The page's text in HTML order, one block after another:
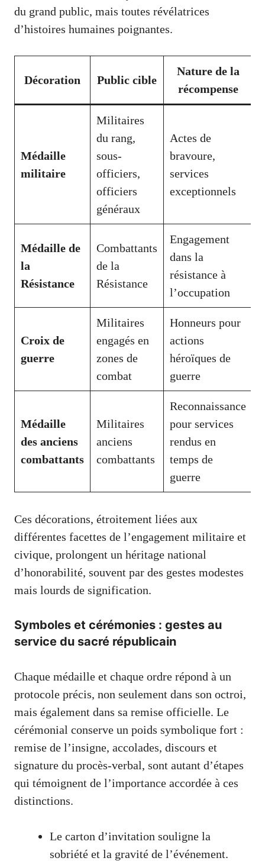
du grand public, mais toutes révélatrices
d’histoires humaines poignantes.
Décoration Public cible
Nature de la
récompense
Médaille
militaire
Militaires
du rang,
sous-
officiers,
officiers
généraux
Actes de
bravoure,
services
exceptionnels
Médaille de
la
Résistance
Combattants
de la
Résistance
Engagement
dans la
résistance à
l’occupation
Croix de
guerre
Militaires
engagés en
zones de
combat
Honneurs pour
actions
héroïques de
guerre
Médaille
des anciens
combattants
Militaires
anciens
combattants
Reconnaissance
pour services
rendus en
temps de
guerre
Ces décorations, étroitement liées aux
différentes facettes de l’engagement militaire et
civique, prolongent un héritage national
d’honorabilité, souvent par des gestes modestes
mais lourds de signification.
Symboles et cérémonies : gestes au
service du sacré républicain
Chaque médaille et chaque ordre répond à un
protocole précis, non seulement dans son octroi,
mais également dans sa remise officielle. Le
cérémonial conserve un poids symbolique fort :
remise de l’insigne, accolades, discours et
signature du procès-verbal, sont autant d’étapes
qui témoignent de l’importance accordée à ces
distinctions.
Le carton d’invitation souligne la
sobriété et la gravité de l’événement.